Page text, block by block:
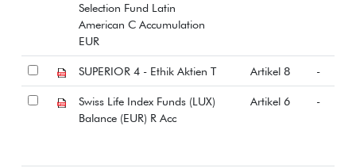
Selection Fund Latin
American C Accumulation
EUR
SUPERIOR 4 - Ethik Aktien T Artikel 8 -
Swiss Life Index Funds (LUX)
Balance (EUR) R Acc
Artikel 6 -